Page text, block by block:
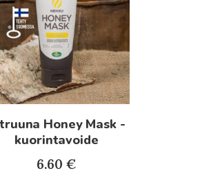
Honey Mask -
kuorintavoide
6.60 €